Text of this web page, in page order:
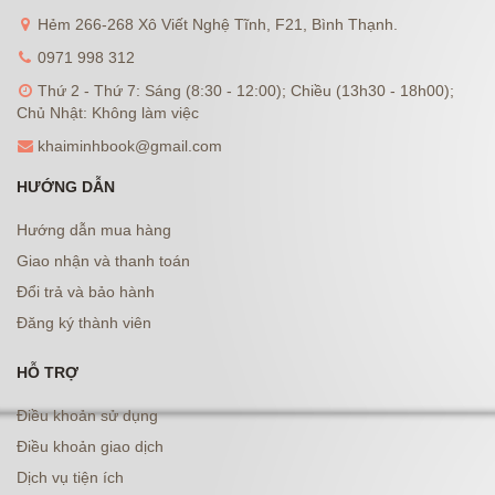
Hẻm 266-268 Xô Viết Nghệ Tĩnh, F21, Bình Thạnh.
0971 998 312
Thứ 2 - Thứ 7: Sáng (8:30 - 12:00); Chiều (13h30 - 18h00);
Chủ Nhật: Không làm việc
khaiminhbook@gmail.com
HƯỚNG DẪN
Hướng dẫn mua hàng
Giao nhận và thanh toán
Đổi trả và bảo hành
Đăng ký thành viên
HỖ TRỢ
Điều khoản sử dụng
Điều khoản giao dịch
Dịch vụ tiện ích